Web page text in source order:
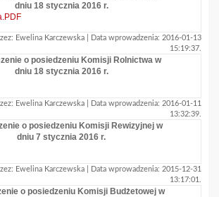
dniu 18 stycznia 2016 r.
Ewelina Karczewska | Data wprowadzenia: 2016-01-13
15:19:37.
o posiedzeniu Komisji Rolnictwa w
dniu 18 stycznia 2016 r.
Ewelina Karczewska | Data wprowadzenia: 2016-01-11
13:32:39.
o posiedzeniu Komisji Rewizyjnej w
dniu 7 stycznia 2016 r.
Ewelina Karczewska | Data wprowadzenia: 2015-12-31
13:17:01.
o posiedzeniu Komisji Budżetowej w